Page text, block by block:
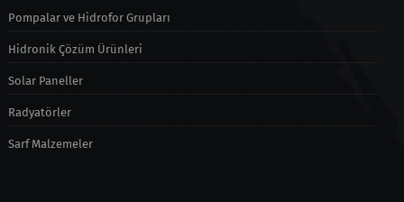
Pompalar ve Hidrofor Grupları
Hidronik Çözüm Ürünleri
Solar Paneller
Radyatörler
Sarf Malzemeler